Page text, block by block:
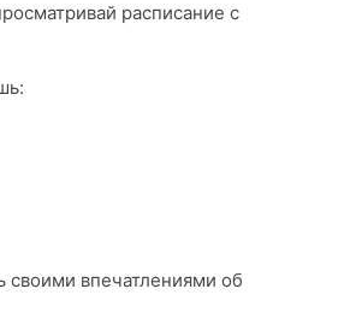
расписание с
своими впечатлениями об